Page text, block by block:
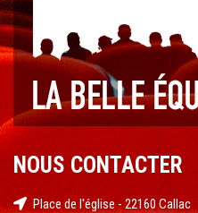
NOUS CONTACTER
Place de l'église - 22160 Callac